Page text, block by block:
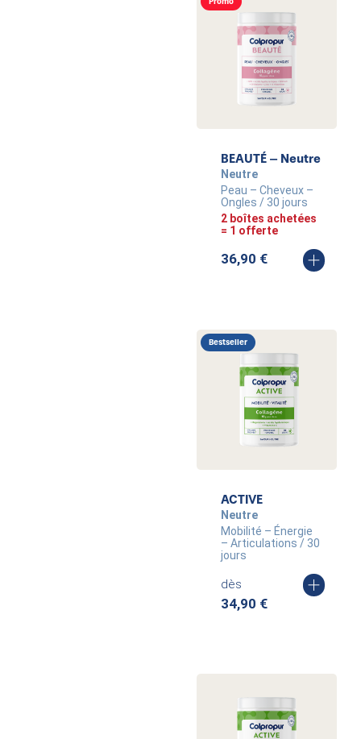
BEAUTÉ – Neutre
Neutre
Peau – Cheveux –
Ongles / 30 jours
2 boîtes achetées
= 1 offerte
36,90 €
Bestseller
ACTIVE
Neutre
Mobilité – Énergie
– Articulations / 30
jours
dès
34,90 €